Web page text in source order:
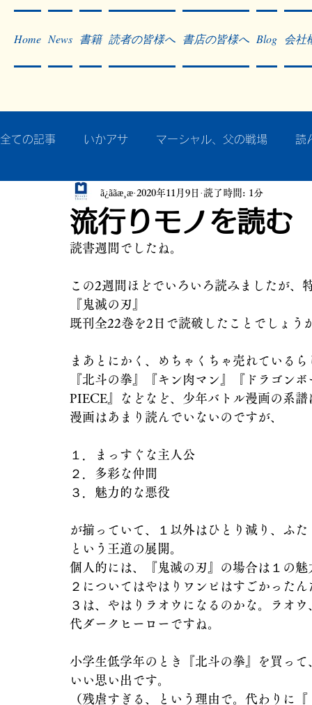
Home News 書籍 読者の皆様へ 書店の皆様へ Blog 会社
全ての記事 いかアサ マーシャル、父の戦場 読
秘蔵写真200枚でたどるアジア・太平洋戦争
作った本・作っている本
流行りモノを読む
ã¿ããæ¸æ 2020年11月9日 読了時間: 1分
読書週間でしたね。
この2週間ほどでいろいろ読みましたが、
『鬼滅の刃』
既刊全22巻を2日で読破したことでしょう
まあとにかく、めちゃくちゃ売れているら
『北斗の拳』『キン肉マン』『ドラゴン
PIECE』などなど、少年バトル漫画の系
漫画はあまり読んでいないのですが、
１．まっすぐな主人公
２．多彩な仲間
３．魅力的な悪役
が揃っていて、１以外はひとり減り、ふ
という王道の展開。
個人的には、『鬼滅の刃』の場合は１の
２についてはやはりワンピはすごかったん
３は、やはりラオウになるのかな。ラオ
代ダークヒーローですね。
小学生低学年のとき『北斗の拳』を買っ
いい思い出です。
（残虐すぎる、という理由で。代わりに